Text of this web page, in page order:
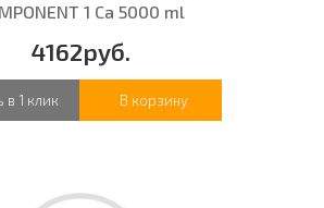
1 Ca 5000 ml
4162руб.
в 1 клик В корзину